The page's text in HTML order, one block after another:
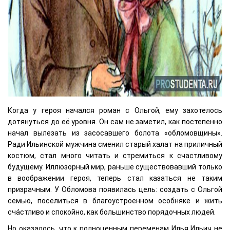
Когда у героя начался роман с Ольгой, ему захотелось
дотянуться до её уровня. Он сам не заметил, как постепенно
начал вылезать из засосавшего болота «обломовщины».
Ради Ильинской мужчина сменил старый халат на приличный
костюм, стал много читать и стремиться к счастливому
будущему. Иллюзорный мир, раньше существовавший только
в воображении героя, теперь стал казаться не таким
призрачным. У Обломова появилась цель: создать с Ольгой
семью, поселиться в благоустроенном особняке и жить
сча́стливо и спокойно, как большинство порядочных людей.
Но оказалось, что к полноценным переменам Илья Ильич не